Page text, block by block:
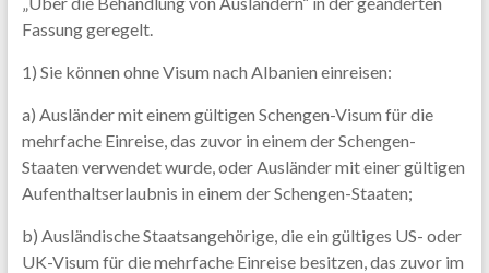
Fassung geregelt.
1) Sie können ohne Visum nach Albanien einreisen:
a) Ausländer mit einem gültigen Schengen-Visum für die
mehrfache Einreise, das zuvor in einem der Schengen-
Staaten verwendet wurde, oder Ausländer mit einer gültigen
Aufenthaltserlaubnis in einem der Schengen-Staaten;
b) Ausländische Staatsangehörige, die ein gültiges US- oder
UK-Visum für die mehrfache Einreise besitzen, das zuvor im